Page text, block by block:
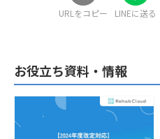
URLをコピー LINEに送る
お役立ち資料・情報